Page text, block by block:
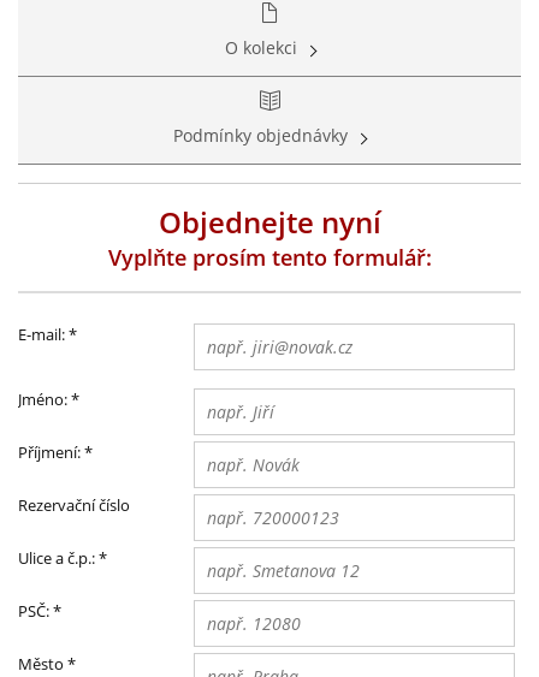
O kolekci
Podmínky objednávky
Objednejte nyní
Vyplňte prosím tento formulář:
E-mail:*
Jméno:*
Příjmení:*
Rezervační číslo
Ulice a č.p.:*
PSČ:*
Město *